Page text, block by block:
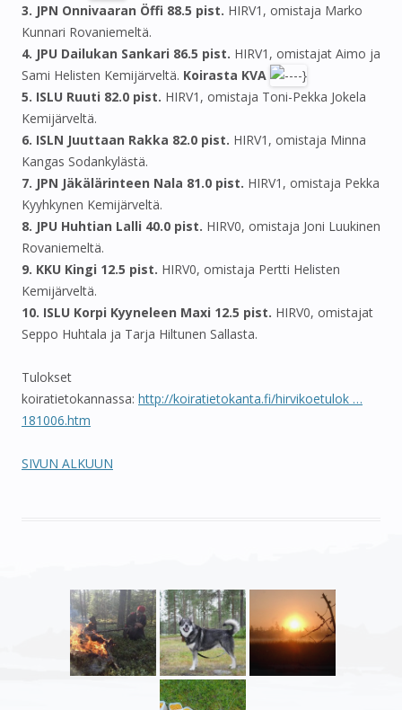
3. JPN Onnivaaran Öffi 88.5 pist. HIRV1, omistaja Marko
Kunnari Rovaniemeltä.
4. JPU Dailukan Sankari 86.5 pist. HIRV1, omistajat Aimo ja
Sami Helisten Kemijärveltä. Koirasta KVA
5. ISLU Ruuti 82.0 pist. HIRV1, omistaja Toni-Pekka Jokela
Kemijärveltä.
6. ISLN Juuttaan Rakka 82.0 pist. HIRV1, omistaja Minna
Kangas Sodankylästä.
7. JPN Jäkälärinteen Nala 81.0 pist. HIRV1, omistaja Pekka
Kyyhkynen Kemijärveltä.
8. JPU Huhtian Lalli 40.0 pist. HIRV0, omistaja Joni Luukinen
Rovaniemeltä.
9. KKU Kingi 12.5 pist. HIRV0, omistaja Pertti Helisten
Kemijärveltä.
10. ISLU Korpi Kyyneleen Maxi 12.5 pist. HIRV0, omistajat
Seppo Huhtala ja Tarja Hiltunen Sallasta.
Tulokset
koiratietokannassa: http://koiratietokanta.fi/hirvikoetulok …
181006.htm
SIVUN ALKUUN